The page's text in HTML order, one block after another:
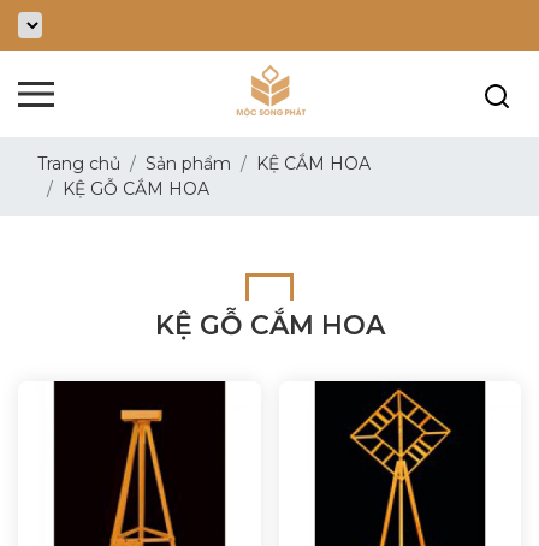
Trang chủ Sản phẩm
KỆ CẮM HOA
KỆ GỖ CẮM HOA
KỆ GỖ CẮM HOA